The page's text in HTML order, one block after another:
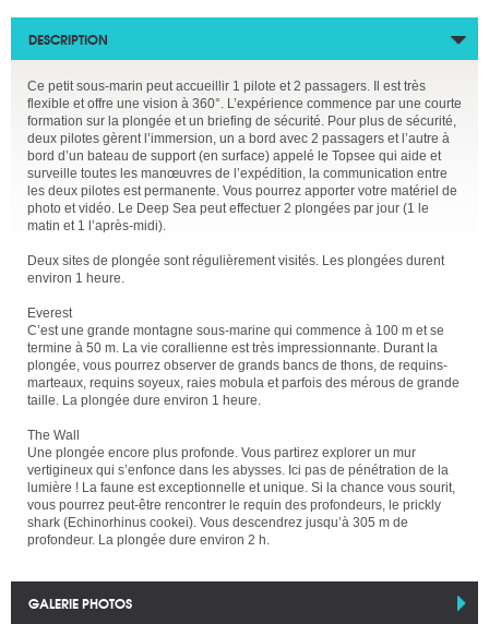
DESCRIPTION
Ce petit sous-marin peut accueillir 1 pilote et 2 passagers. Il est très
flexible et offre une vision à 360°. L’expérience commence par une courte
formation sur la plongée et un briefing de sécurité. Pour plus de sécurité,
deux pilotes gèrent l’immersion, un a bord avec 2 passagers et l’autre à
bord d’un bateau de support (en surface) appelé le Topsee qui aide et
surveille toutes les manœuvres de l’expédition, la communication entre
les deux pilotes est permanente. Vous pourrez apporter votre matériel de
photo et vidéo. Le Deep Sea peut effectuer 2 plongées par jour (1 le
matin et 1 l’après-midi).
Deux sites de plongée sont régulièrement visités. Les plongées durent
environ 1 heure.
Everest
C’est une grande montagne sous-marine qui commence à 100 m et se
termine à 50 m. La vie corallienne est très impressionnante. Durant la
plongée, vous pourrez observer de grands bancs de thons, de requins-
marteaux, requins soyeux, raies mobula et parfois des mérous de grande
taille. La plongée dure environ 1 heure.
The Wall
Une plongée encore plus profonde. Vous partirez explorer un mur
vertigineux qui s’enfonce dans les abysses. Ici pas de pénétration de la
lumière ! La faune est exceptionnelle et unique. Si la chance vous sourit,
vous pourrez peut-être rencontrer le requin des profondeurs, le prickly
shark (Echinorhinus cookei). Vous descendrez jusqu’à 305 m de
profondeur. La plongée dure environ 2 h.
GALERIE PHOTOS